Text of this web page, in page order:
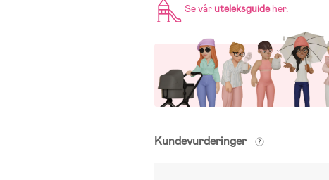
Se vår uteleksguide her.
Kundevurderinger